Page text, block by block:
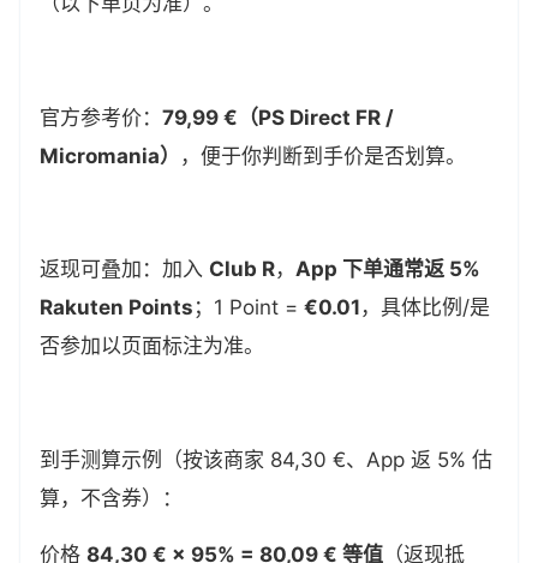
官方参考价： 79,99 €（PS Direct FR /
Micromania）
，便于你判断到手价是否划算。
返现可叠加：加入 Club R， App 下单通常返 5%
Rakuten Points ；1 Point = €0.01 ，具体比例/是
否参加以页面标注为准。
到手测算示例（按该商家 84,30 €、App 返 5% 估
算，不含券）：
价格 84,30 € × 95% = 80,09 € 等值 （返现抵